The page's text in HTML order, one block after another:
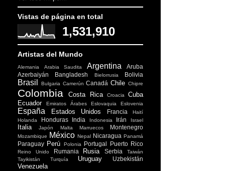
Vistas de página en total
1,531,910
Artistas del Mundo
Alemania Arabia Saudita Argentina
Aruba
Azerbaiyán
Bangladesh Bielorrusia Bolivia
Brasil Bulgaria Camerún Canadá Chile Chipre
Colombia Costa Rica Croacia
Cuba
Ecuador
Emiratos Árabes Eslovaquia Eslovenia
España Estados Unidos Francia
Haití
Holanda
Honduras India Indonesia Irán Israel
Italia Japón Malta Marruecos Montenegro
Mozambique México Nepal Nicaragua Panamá
Paraguay Perú Polonia Portugal Puerto Rico
Reino Unido Rumania Rusia Serbia
Taiwán
Tayikistán
Turquía Uruguay Uzbekistán
Venezuela